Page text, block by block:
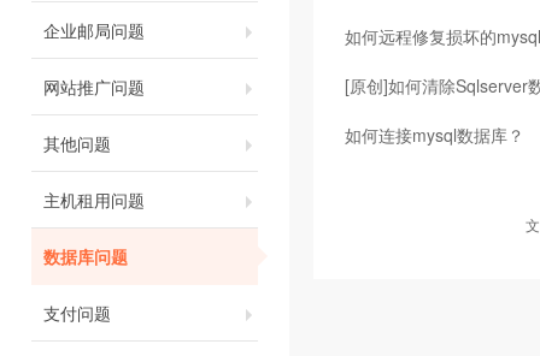
企业邮局问题
网站推广问题
其他问题
主机租用问题
数据库问题
支付问题
如何远程修复损坏的
[原创]如何清除Sqlserver
如何连接mysql数据库？